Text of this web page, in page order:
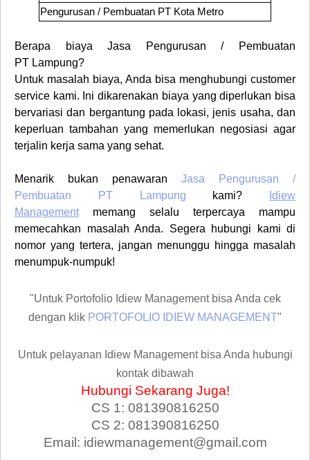
Pengurusan / Pembuatan PT Kota Metro
Berapa biaya Jasa Pengurusan / Pembuatan
PT Lampung?
Untuk masalah biaya, Anda bisa menghubungi customer
service kami. Ini dikarenakan biaya yang diperlukan bisa
bervariasi dan bergantung pada lokasi, jenis usaha, dan
keperluan tambahan yang memerlukan negosiasi agar
terjalin kerja sama yang sehat.
Menarik bukan penawaran Jasa Pengurusan /
Pembuatan PT
Lampung kami?
Idiew
Management
memang selalu terpercaya mampu
memecahkan masalah Anda. Segera hubungi kami di
nomor yang tertera, jangan menunggu hingga masalah
menumpuk-numpuk!
"Untuk Portofolio Idiew Management bisa Anda cek
dengan klik PORTOFOLIO IDIEW MANAGEMENT"
Untuk pelayanan Idiew Management bisa Anda hubungi
kontak dibawah
Hubungi Sekarang Juga!
CS 1: 081390816250
CS 2: 081390816250
Email: idiewmanagement@gmail.com